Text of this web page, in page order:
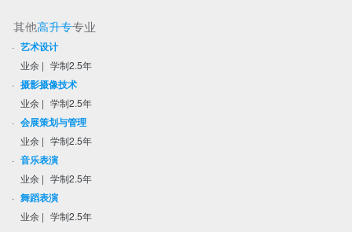
其他高升专专业
· 艺术设计
业余 | 学制2.5年
· 摄影摄像技术
业余 | 学制2.5年
· 会展策划与管理
业余 | 学制2.5年
· 音乐表演
业余 | 学制2.5年
· 舞蹈表演
业余 | 学制2.5年